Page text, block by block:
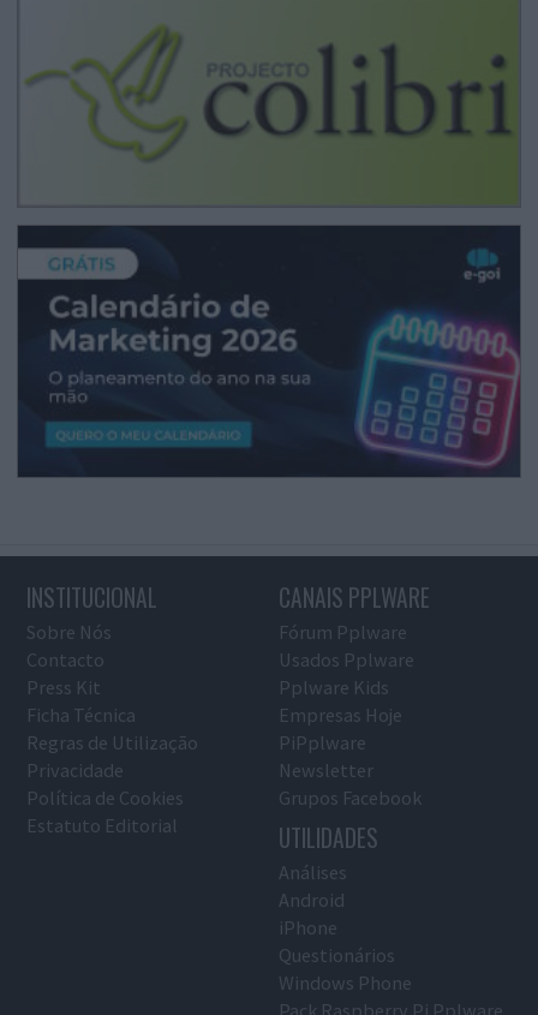
INSTITUCIONAL
Sobre Nós
Contacto
Press Kit
Ficha Técnica
Regras de Utilização
Privacidade
Política de Cookies
Estatuto Editorial
CANAIS PPLWARE
Fórum Pplware
Usados Pplware
Pplware Kids
Empresas Hoje
PiPplware
Newsletter
Grupos Facebook
UTILIDADES
Análises
Android
iPhone
Questionários
Windows Phone